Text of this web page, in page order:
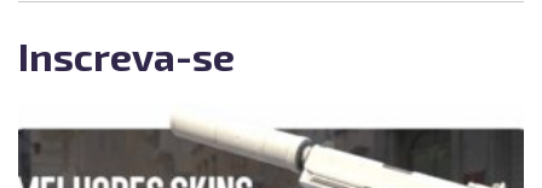
Inscreva-se